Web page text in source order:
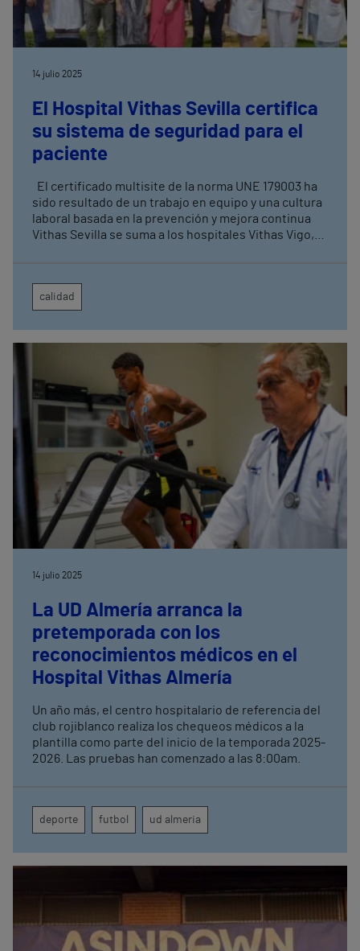
14 julio 2025
El Hospital Vithas Sevilla certifica
su sistema de seguridad para el
paciente
El certificado multisite de la norma UNE 179003 ha
sido resultado de un trabajo en equipo y una cultura
laboral basada en la prevención y mejora continua
Vithas Sevilla se suma a los hospitales Vithas Vigo,
corporativo, quienes ya tienen este certificado
calidad
14 julio 2025
La UD Almería arranca la
pretemporada con los
reconocimientos médicos en el
Hospital Vithas Almería
Un año más, el centro hospitalario de referencia del
club rojiblanco realiza los chequeos médicos a la
plantilla como parte del inicio de la temporada 2025-
2026. Las pruebas han comenzado a las 8:00am.
deporte futbol ud almeria